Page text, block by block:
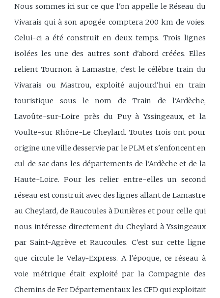
Nous sommes ici sur ce que l'on appelle le Réseau du
Vivarais qui à son apogée comptera 200 km de voies.
Celui-ci a été construit en deux temps. Trois lignes
isolées les une des autres sont d'abord créées. Elles
relient Tournon à Lamastre, c'est le célèbre train du
Vivarais ou Mastrou, exploité aujourd'hui en train
touristique sous le nom de Train de l'Ardèche,
Lavoûte-sur-Loire près du Puy à Yssingeaux, et la
Voulte-sur Rhône-Le Cheylard. Toutes trois ont pour
origine une ville desservie par le PLM et s'enfoncent en
cul de sac dans les départements de l'Ardèche et de la
Haute-Loire. Pour les relier entre-elles un second
réseau est construit avec des lignes allant de Lamastre
au Cheylard, de Raucoules à Dunières et pour celle qui
nous intéresse directement du Cheylard à Yssingeaux
par Saint-Agrève et Raucoules. C'est sur cette ligne
que circule le Velay-Express. A l'époque, ce réseau à
voie métrique était exploité par la Compagnie des
Chemins de Fer Départementaux les CFD qui exploitait